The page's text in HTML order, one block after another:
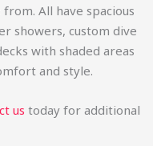
All have spacious
showers, custom dive
with shaded areas
and style.
us today for additional